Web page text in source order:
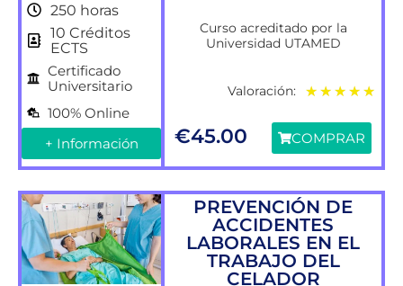
250 horas
10 Créditos
ECTS
Certificado
Universitario
100% Online
+ Información
Curso acreditado por la
Universidad UTAMED
Valoración: ★ ★ ★ ★ ★
€45.00 COMPRAR
PREVENCIÓN DE
ACCIDENTES
LABORALES EN EL
TRABAJO DEL
CELADOR